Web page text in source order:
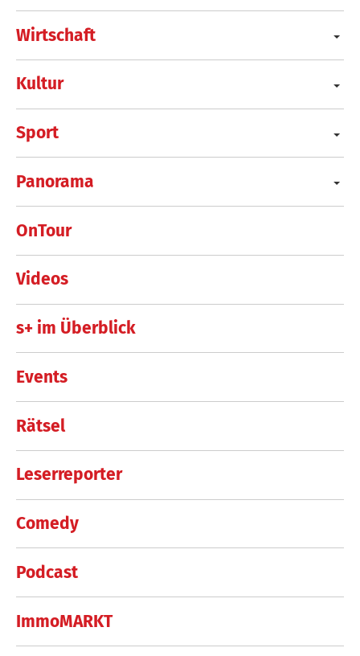
Wirtschaft
Kultur
Sport
Panorama
OnTour
Videos
s+ im Überblick
Events
Rätsel
Leserreporter
Comedy
Podcast
ImmoMARKT